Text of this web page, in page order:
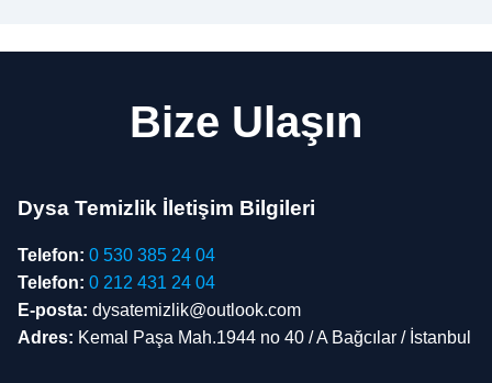
Bize Ulaşın
Dysa Temizlik İletişim Bilgileri
Telefon: 0 530 385 24 04
Telefon: 0 212 431 24 04
E-posta: dysatemizlik@outlook.com
Adres: Kemal Paşa Mah.1944 no 40 / A Bağcılar / İstanbul